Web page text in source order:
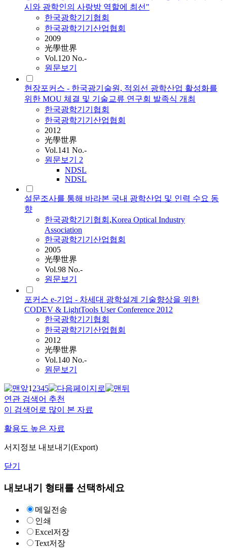
시와 광학인의 사랑방 역할에 최선"
한국광학기기협회
한국광학기기산업협회
2009
光學世界
Vol.120 No.-
원문보기
현장포커스 - 한국광기술원, 적외선 광학산업 활성화를
위한 MOU 체결 및 기술교류 연구회 발족식 개최
한국광학기기협회
한국광학기기산업협회
2012
光學世界
Vol.141 No.-
원문보기 2
NDSL
NDSL
설문조사를 통해 바라본 국내 광학산업 및 인력 수요 동
향
한국광학기기협회 ,Korea Optical Industry
Association
한국광학기기산업협회
2005
光學世界
Vol.98 No.-
원문보기
포커스 e-기업 - 차세대 광학설계 기술향상을 위한
CODEV & LightTools User Conference 2012
한국광학기기협회
한국광학기기산업협회
2012
光學世界
Vol.140 No.-
원문보기
12345
연관 검색어 추천
이 검색어로 많이 본 자료
활용도 높은 자료
서지정보 내보내기(Export)
닫기
내보내기 형태를 선택하세요
메일전송
인쇄
Excel저장
Text저장